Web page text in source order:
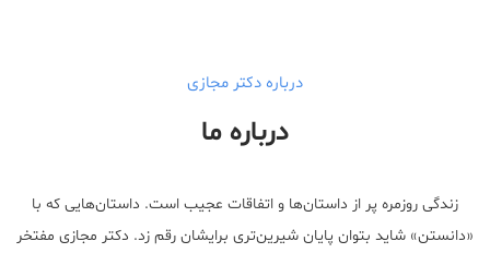
درباره دکتر مجازی
درباره ما
زندگی روزمره پر از داستان‌ها و اتفاقات عجیب است. داستان‌هایی که با
«دانستن» شاید بتوان پایان شیرین‌تری برایشان رقم زد. دکتر مجازی مفتخر